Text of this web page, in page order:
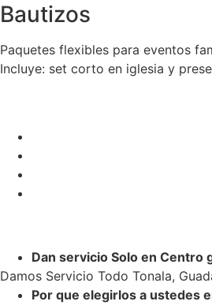
Bautizos
Paquetes flexibles para eventos
Incluye: set corto en iglesia y
Dan servicio Solo en Centro
Damos Servicio Todo Tonala,
Por que elegirlos a ustedes